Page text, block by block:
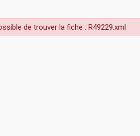
de trouver la fiche : R49229.xml